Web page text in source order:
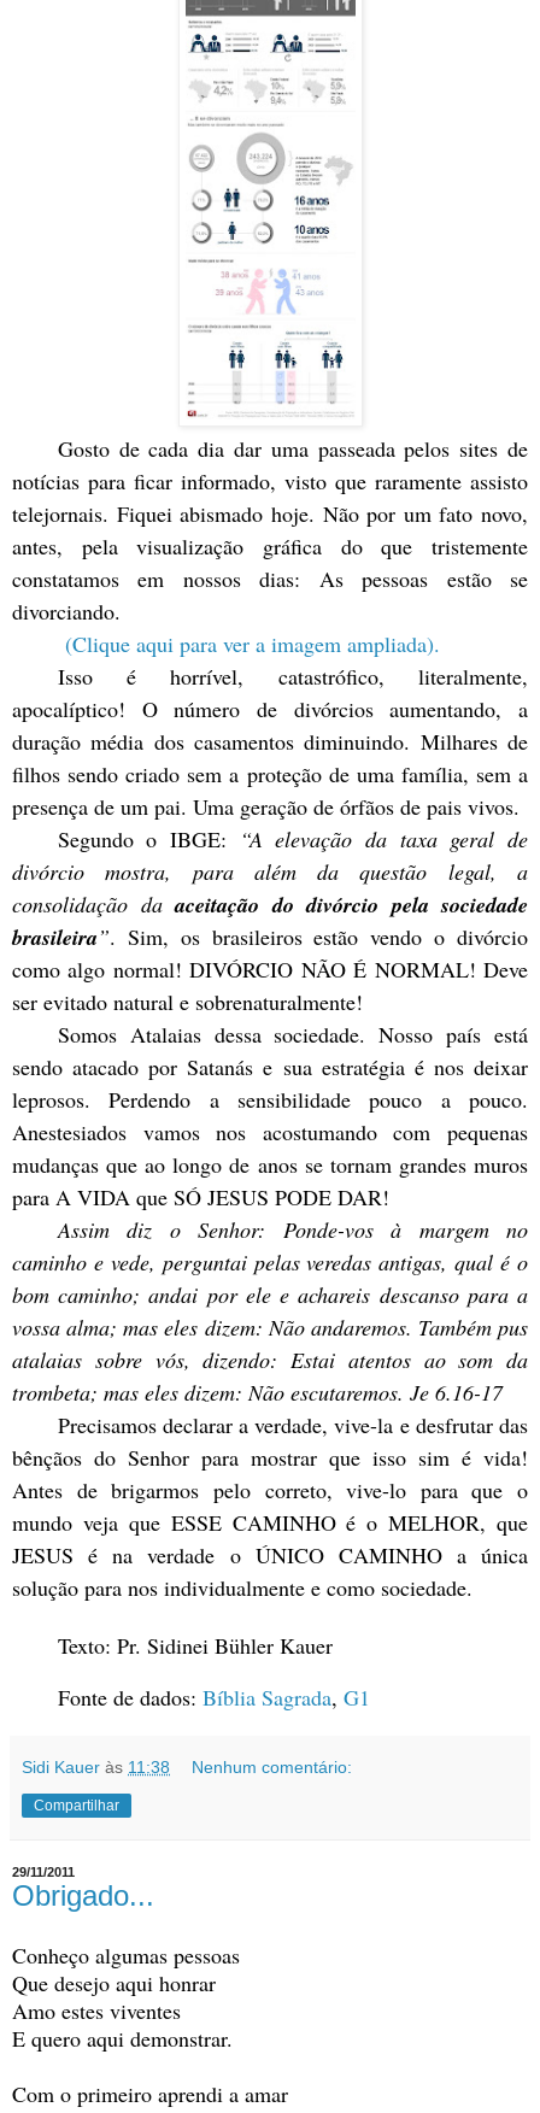
Gosto de cada dia dar uma passeada pelos sites de
notícias para ficar informado, visto que raramente assisto
telejornais. Fiquei abismado hoje. Não por um fato novo,
antes, pela visualização gráfica do que tristemente
constatamos em nossos dias: As pessoas estão se
divorciando.
(Clique aqui para ver a imagem ampliada).
Isso é horrível, catastrófico, literalmente,
apocalíptico! O número de divórcios aumentando, a
duração média dos casamentos diminuindo. Milhares de
filhos sendo criado sem a proteção de uma família, sem a
presença de um pai. Uma geração de órfãos de pais vivos.
Segundo o IBGE:
“A elevação da taxa geral de
divórcio mostra, para além da questão legal, a
consolidação daaceitação do divórcio pela sociedade
brasileira”. Sim, os brasileiros estão vendo o divórcio
como algo normal! DIVÓRCIO NÃO É NORMAL! Deve
ser evitado natural e sobrenaturalmente!
Somos Atalaias dessa sociedade. Nosso país está
sendo atacado por Satanás e sua estratégia é nos deixar
leprosos. Perdendo a sensibilidade pouco a pouco.
Anestesiados vamos nos acostumando com pequenas
mudanças que ao longo de anos se tornam grandes muros
para A VIDA que SÓ JESUS PODE DAR!
Assim diz o Senhor: Ponde-vos à margem no
caminho e vede, perguntai pelas veredas antigas, qual é o
bom caminho; andai por ele e achareis descanso para a
vossa alma; mas eles dizem: Não andaremos. Também pus
atalaias sobre vós, dizendo: Estai atentos ao som da
trombeta; mas eles dizem: Não escutaremos. Je 6.16-17
Precisamos declarar a verdade, vive-la e desfrutar das
bênçãos do Senhor para mostrar que isso sim é vida!
Antes de brigarmos pelo correto, vive-lo para que o
mundo veja que ESSE CAMINHO é o MELHOR, que
JESUS é na verdade o ÚNICO CAMINHO a única
solução para nos individualmente e como sociedade.
Texto: Pr. Sidinei Bühler Kauer
Fonte de dados: Bíblia Sagrada, G1
Sidi Kauer às 11:38 Nenhum comentário:
Compartilhar
29/11/2011
Obrigado...
Conheço algumas pessoas
Que desejo aqui honrar
Amo estes viventes
E quero aqui demonstrar.
Com o primeiro aprendi a amar